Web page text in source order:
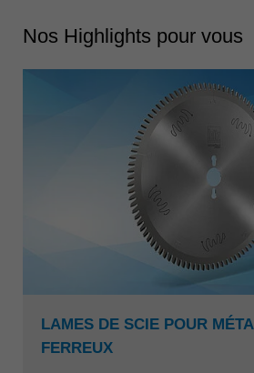
Nos Highlights pour vous
LAMES DE SCIE POUR
FERREUX